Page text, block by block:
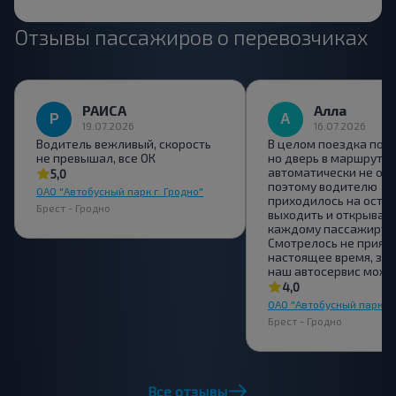
Отзывы пассажиров о перевозчиках
РАИСА
19.07.2026
Водитель вежливый, скорость
не превышал, все ОК
5,0
ОАО "Автобусный парк г. Гродно"
Брест - Гродно
Алла
16.07.2026
В целом поездка
но дверь в маршрутке
автоматически не
поэтому водителю
приходилось на
выходить и
каждому пассажиру.
Смотрелось не
настоящее время,
наш автосервис
4,0
ОАО "Автобусный парк г.
Брест - Гродно
Все отзывы